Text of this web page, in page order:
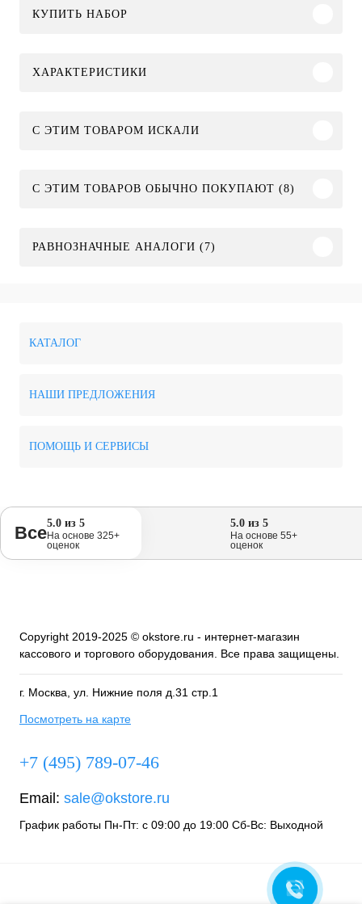
КУПИТЬ НАБОР
ХАРАКТЕРИСТИКИ
C ЭТИМ ТОВАРОМ ИСКАЛИ
С ЭТИМ ТОВАРОВ ОБЫЧНО ПОКУПАЮТ (8)
РАВНОЗНАЧНЫЕ АНАЛОГИ (7)
КАТАЛОГ
НАШИ ПРЕДЛОЖЕНИЯ
ПОМОЩЬ И СЕРВИСЫ
Все5.0 из 5
На основе 325+
оценок
5.0 из 5
На основе 55+
оценок
Copyright 2019-2025 © okstore.ru - интернет-магазин
кассового и торгового оборудования. Все права защищены.
г. Москва, ул. Нижние поля д.31 стр.1
Посмотреть на карте
+7 (495) 789-07-46
Email: sale@okstore.ru
График работы Пн-Пт: с 09:00 до 19:00 Сб-Вс: Выходной